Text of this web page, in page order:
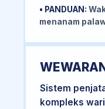
• PANDUAN:
menanam
Sistem
kompleks